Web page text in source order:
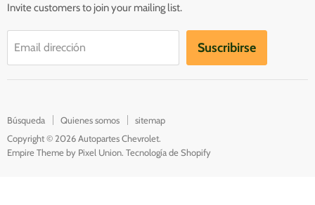
Catálogo
Contacto
Invite customers to join your mailing list.
Email dirección Suscribirse
Búsqueda Quienes somos
sitemap
Copyright © 2026 Autopartes Chevrolet.
Empire Theme by Pixel Union. Tecnología de Shopify